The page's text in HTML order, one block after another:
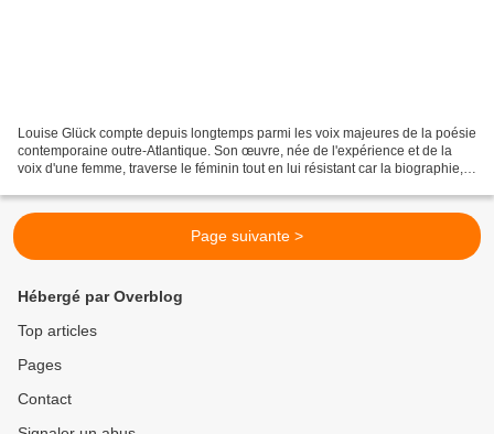
Louise Glück compte depuis longtemps parmi les voix majeures de la poésie
contemporaine outre-Atlantique. Son œuvre, née de l'expérience et de la
voix d'une femme, traverse le féminin tout en lui résistant car la biographie,
Page suivante >
Hébergé par Overblog
Top articles
Pages
Contact